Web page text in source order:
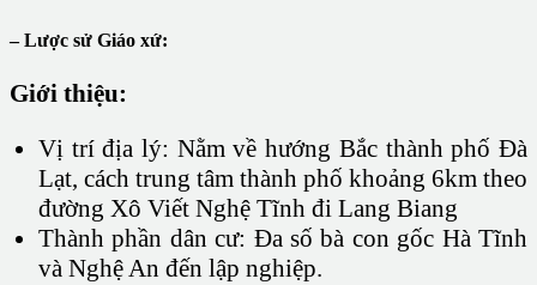
– Lược sử Giáo xứ:
Giới thiệu:
Vị trí địa lý: Nằm về hướng Bắc thành phố Đà
Lạt, cách trung tâm thành phố khoảng 6km theo
đường Xô Viết Nghệ Tĩnh đi Lang Biang
Thành phần dân cư: Đa số bà con gốc Hà Tĩnh
và Nghệ An đến lập nghiệp.